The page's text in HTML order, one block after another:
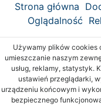
Strona główna
Oglądalność
Używamy plików cookies
umieszczanie naszym
usług, reklamy, statystyk.
ustawień przeglądarki,
urządzeniu końcowym i
bezpiecznego